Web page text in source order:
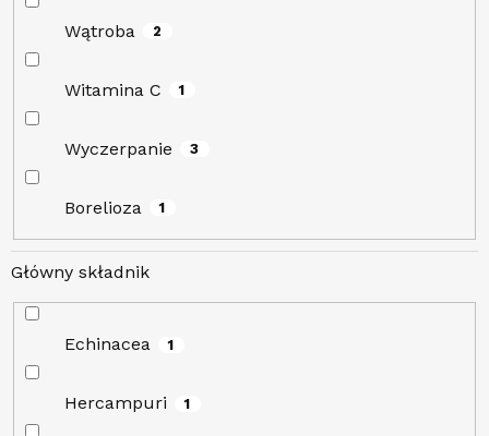
Wątroba 2
Witamina C 1
Wyczerpanie 3
Borelioza 1
Główny składnik
Echinacea 1
Hercampuri 1